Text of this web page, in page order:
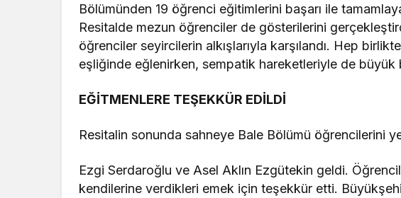
Bölümünden 19 öğrenci eğitimlerini başarı ile
Resitalde mezun öğrenciler de gösterilerini
öğrenciler seyircilerin alkışlarıyla karşılandı. Hep
eşliğinde eğlenirken, sempatik hareketleriyle de büyük
EĞİTMENLERE TEŞEKKÜR EDİLDİ
Resitalin sonunda sahneye Bale Bölümü öğrencilerini
Ezgi Serdaroğlu ve Asel Aklın Ezgütekin geldi.
kendilerine verdikleri emek için teşekkür etti.